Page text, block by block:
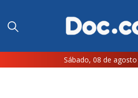
Sábado, 08 de